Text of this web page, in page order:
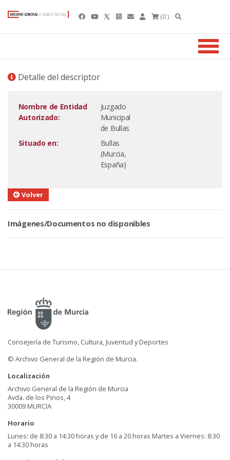
(0 )
Detalle del descriptor
Nombre de Entidad
Autorizado:
Juzgado
Municipal
de Bullas
Situado en:
Bullas
(Murcia,
España)
Volver
Imágenes/Documentos no disponibles
Consejería de Turismo, Cultura, Juventud y Deportes
© Archivo General de la Región de Murcia.
Localización
Archivo General de la Región de Murcia
Avda. de los Pinos, 4
30009 MURCIA
Horario
Lunes: de 8:30 a 14:30 horas y de 16 a 20 horas Martes a Viernes: 8:30
a 14:30 horas